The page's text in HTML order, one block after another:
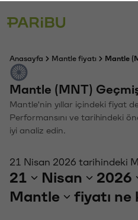
Anasayfa Mantle fiyatı Mantle
Mantle (MNT)
Mantle'nin yıllar içindeki fiyat
Performansını ve tarihindeki
iyi analiz edin.
21 Nisan 2026 tarihindeki
21 Nisan 2026
Mantle
fiyatı ne